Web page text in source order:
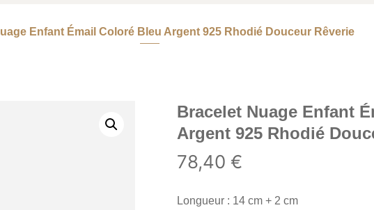
Enfant Émail Coloré Bleu Argent 925 Rhodié Douceur Rêverie
Bracelet Nuage Enfant
Argent 925 Rhodié
78,40 €
Longueur : 14 cm + 2 cm